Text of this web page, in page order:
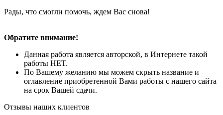
Рады, что смогли помочь, ждем Вас снова!
Обратите внимание!
Данная работа является авторской, в Интернете такой
работы НЕТ.
По Вашему желанию мы можем скрыть название и
оглавление приобретенной Вами работы с нашего сайта
на срок Вашей сдачи.
Отзывы наших клиентов